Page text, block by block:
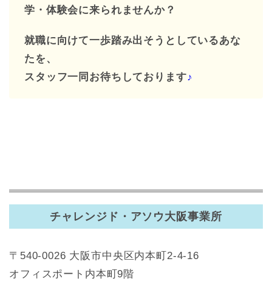
学・体験会に来られませんか？
就職に向けて一歩踏み出そうとしているあな
たを、
スタッフ一同お待ちしております♪
チャレンジド・アソウ大阪事業所
〒540-0026 大阪市中央区内本町2-4-16
オフィスポート内本町9階